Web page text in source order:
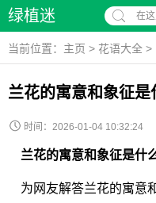
绿植迷 在
当前位置： 主页 > 花语大全 >
兰花的寓意和象征
时间：2026-01-04 10:32:24
兰花的寓意和象征是什
为网友解答兰花的寓意